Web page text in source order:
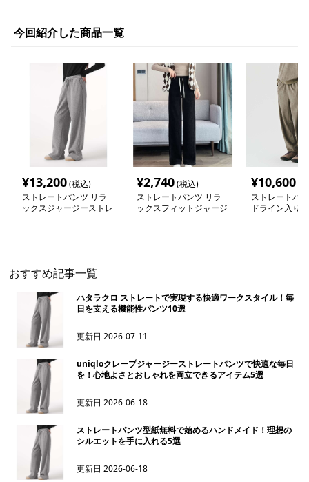
今回紹介した商品一覧
¥13,200(税込)
ストレートパンツ リラ
ックスジャージーストレ
¥2,740(税込)
ストレートパンツ リラ
ックスフィットジャージ
¥10,600
ストレートパ
ドライン入り
おすすめ記事一覧
ハタラクロ ストレートで実現する快適ワークスタイル！毎
日を支える機能性パンツ10選
更新日2026-07-11
uniqloクレープジャージーストレートパンツで快適な毎日
を！心地よさとおしゃれを両立できるアイテム5選
更新日2026-06-18
ストレートパンツ型紙無料で始めるハンドメイド！理想の
シルエットを手に入れる5選
更新日2026-06-18